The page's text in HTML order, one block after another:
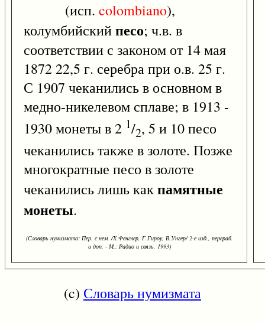
(исп. colombiano),
колумбийскийпесо; ч.в. в
соответствии с законом от 14 мая
1872 22,5 г. серебра при о.в. 25 г.
С 1907 чеканились в основном в
медно-никелевом сплаве; в 1913 -
1930 монеты в 2 1/2, 5 и 10 песо
чеканились также в золоте. Позже
многократные песо в золоте
чеканились лишь какпамятные
монеты.
(Словарь нумизмата: Пер. с нем. /Х.Фенглер, Г.Гироу, В.Унгер/ 2-е изд., перераб.
и доп. - М.: Радио и связь, 1993)
(c) Словарь нумизмата